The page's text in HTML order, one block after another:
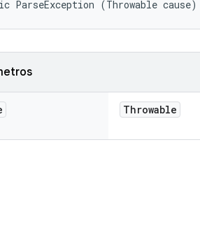
ParseException (Throwable cause)
Throwable